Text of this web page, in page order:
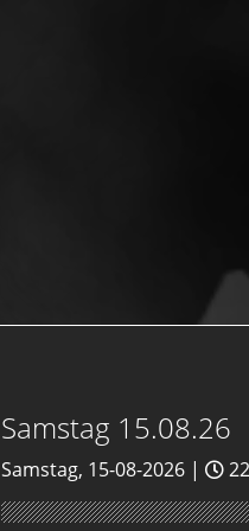
Samstag 15.08.26
Samstag, 15-08-2026 |